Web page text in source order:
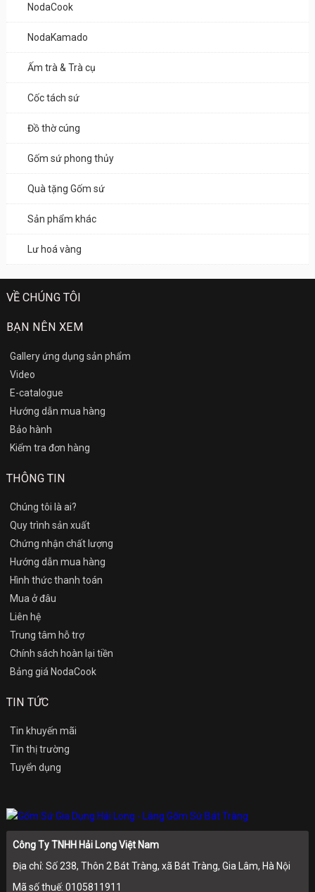
NodaCook
NodaKamado
Ấm trà & Trà cụ
Cốc tách sứ
Đồ thờ cúng
Gốm sứ phong thủy
Quà tặng Gốm sứ
Sản phẩm khác
Lư hoá vàng
VỀ CHÚNG TÔI
BẠN NÊN XEM
Gallery ứng dụng sản phẩm
Video
E-catalogue
Hướng dẫn mua hàng
Bảo hành
Kiểm tra đơn hàng
THÔNG TIN
Chúng tôi là ai?
Quy trình sản xuất
Chứng nhận chất lượng
Hướng dẫn mua hàng
Hình thức thanh toán
Mua ở đâu
Liên hệ
Trung tâm hỗ trợ
Chính sách hoàn lại tiền
Bảng giá NodaCook
TIN TỨC
Tin khuyến mãi
Tin thị trường
Tuyển dụng
Công Ty TNHH Hải Long Việt Nam
Địa chỉ: Số 238, Thôn 2 Bát Tràng, xã Bát Tràng, Gia Lâm, Hà Nội
Mã số thuế: 0105811911